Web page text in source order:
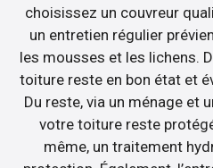
choisissez un couvreur
un entretien régulier
les mousses et les lichens.
toiture reste en bon état et
Du reste, via un ménage et
votre toiture reste
même, un traitement